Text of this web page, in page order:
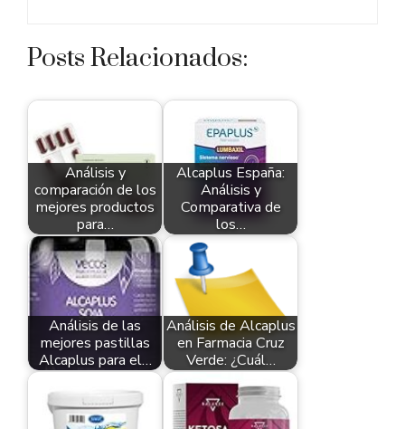
Posts Relacionados:
Análisis y
comparación de los
mejores productos
para…
Alcaplus España:
Análisis y
Comparativa de
los…
Análisis de las
mejores pastillas
Alcaplus para el…
Análisis de Alcaplus
en Farmacia Cruz
Verde: ¿Cuál…